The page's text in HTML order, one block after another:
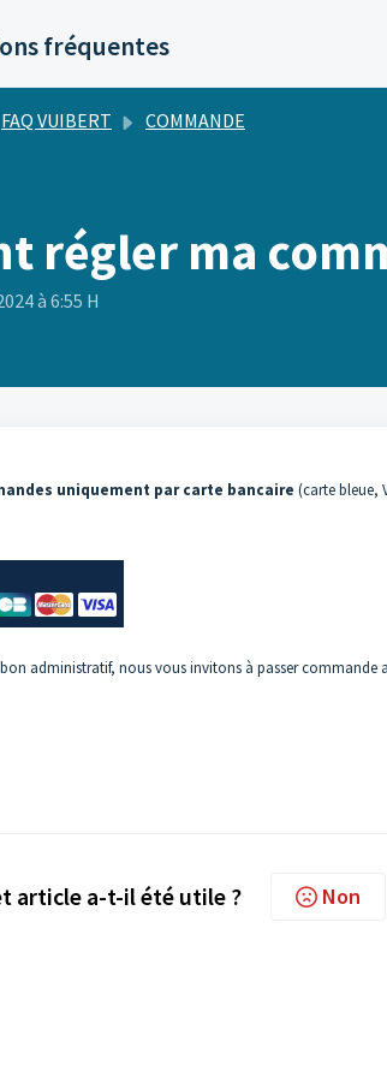
fréquentes
FAQ VUIBERT COMMANDE
régler ma
à 6:55 H
uniquement par carte bancaire (carte bleue,
administratif, nous vous invitons à passer commande
article a-t-il été utile ? Non